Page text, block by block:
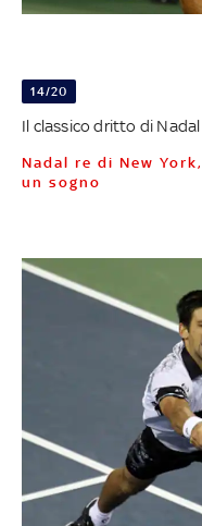
14/20
Il classico dritto di Nadal
Nadal re di New York, trionfa agli Us Open: per me
un sogno